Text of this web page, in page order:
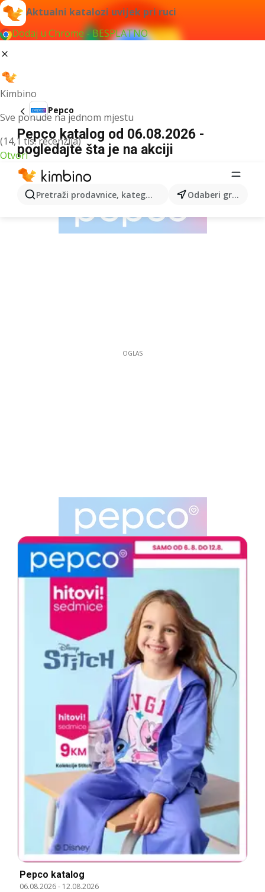
Aktualni katalozi uvijek pri ruci
Dodaj u Chrome - BESPLATNO
Kimbino
Sve ponude na jednom mjestu
(14,1 tis. recenzija)
Otvori
Pretraži prodavnice, kategorije, proizvode... Odaberi grad
Pepco
Pepco katalog od 06.08.2026 -
pogledajte šta je na akciji
OGLAS
Pepco katalog
06.08.2026- 12.08.2026